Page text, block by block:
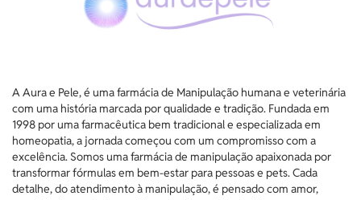
A Aura e Pele, é uma farmácia de Manipulação humana e veterinária
com uma história marcada por qualidade e tradição. Fundada em
1998 por uma farmacêutica bem tradicional e especializada em
homeopatia, a jornada começou com um compromisso com a
excelência. Somos uma farmácia de manipulação apaixonada por
transformar fórmulas em bem-estar para pessoas e pets. Cada
detalhe, do atendimento à manipulação, é pensado com amor,